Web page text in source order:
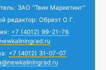
ЗАО "Твик Маркетинг"
редактор: Обрехт О.Г.
+7 (4012) 99-21-76
+7 (4012) 31-07-07